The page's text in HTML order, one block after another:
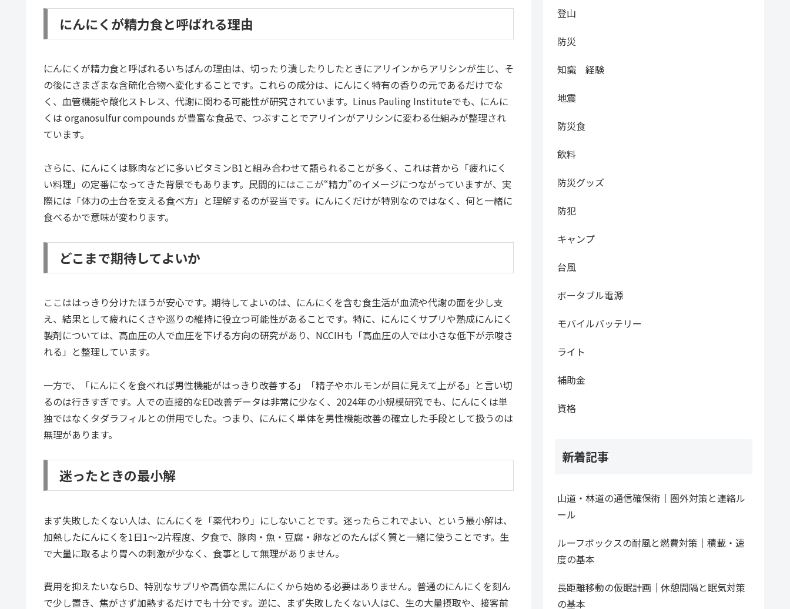
にんにくが精力食と呼ばれる理由
にんにくが精力食と呼ばれるいちばんの理由は、切ったり潰したりしたときにアリインからアリシンが生じ、そ
の後にさまざまな含硫化合物へ変化することです。これらの成分は、にんにく特有の香りの元であるだけでな
く、血管機能や酸化ストレス、代謝に関わる可能性が研究されています。Linus Pauling Instituteでも、にんに
くは organosulfur compounds が豊富な食品で、つぶすことでアリインがアリシンに変わる仕組みが整理され
ています。
さらに、にんにくは豚肉などに多いビタミンB1と組み合わせて語られることが多く、これは昔から「疲れにく
い料理」の定番になってきた背景でもあります。民間的にはここが“精力”のイメージにつながっていますが、実
際には「体力の土台を支える食べ方」と理解するのが妥当です。にんにくだけが特別なのではなく、何と一緒に
食べるかで意味が変わります。
どこまで期待してよいか
ここははっきり分けたほうが安心です。期待してよいのは、にんにくを含む食生活が血流や代謝の面を少し支
え、結果として疲れにくさや巡りの維持に役立つ可能性があることです。特に、にんにくサプリや熟成にんにく
製剤については、高血圧の人で血圧を下げる方向の研究があり、NCCIHも「高血圧の人では小さな低下が示唆さ
れる」と整理しています。
一方で、「にんにくを食べれば男性機能がはっきり改善する」「精子やホルモンが目に見えて上がる」と言い切
るのは行きすぎです。人での直接的なED改善データは非常に少なく、2024年の小規模研究でも、にんにくは単
独ではなくタダラフィルとの併用でした。つまり、にんにく単体を男性機能改善の確立した手段として扱うのは
無理があります。
迷ったときの最小解
まず失敗したくない人は、にんにくを「薬代わり」にしないことです。迷ったらこれでよい、という最小解は、
加熱したにんにくを1日1〜2片程度、夕食で、豚肉・魚・豆腐・卵などのたんぱく質と一緒に使うことです。生
で大量に取るより胃への刺激が少なく、食事として無理がありません。
費用を抑えたいならD、特別なサプリや高価な黒にんにくから始める必要はありません。普通のにんにくを刻ん
で少し置き、焦がさず加熱するだけでも十分です。逆に、まず失敗したくない人はC、生の大量摂取や、接客前
登山
防災
知識 経験
地震
防災食
飲料
防災グッズ
防犯
キャンプ
台風
ボータブル電源
モバイルバッテリー
ライト
補助金
資格
新着記事
山道・林道の通信確保術｜圏外対策と連絡ル
ール
ルーフボックスの耐風と燃費対策｜積載・速
度の基本
長距離移動の仮眠計画｜休憩間隔と眠気対策
の基本